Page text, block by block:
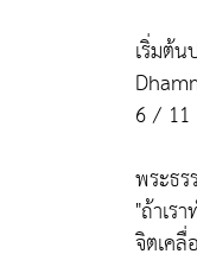
เริ่มต้
6 / 11
พระธ
"ถ้าเร
จิตเคลื่